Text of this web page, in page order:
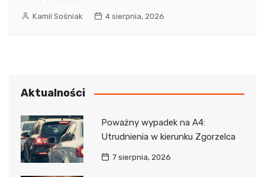
Kamil Sośniak 4 sierpnia, 2026
Aktualności
Poważny wypadek na A4:
Utrudnienia w kierunku Zgorzelca
7 sierpnia, 2026